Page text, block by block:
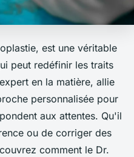
est une véritable
peut redéfinir les traits
en la matière, allie
personnalisée pour
aux attentes. Qu'il
ou de corriger des
comment le Dr.